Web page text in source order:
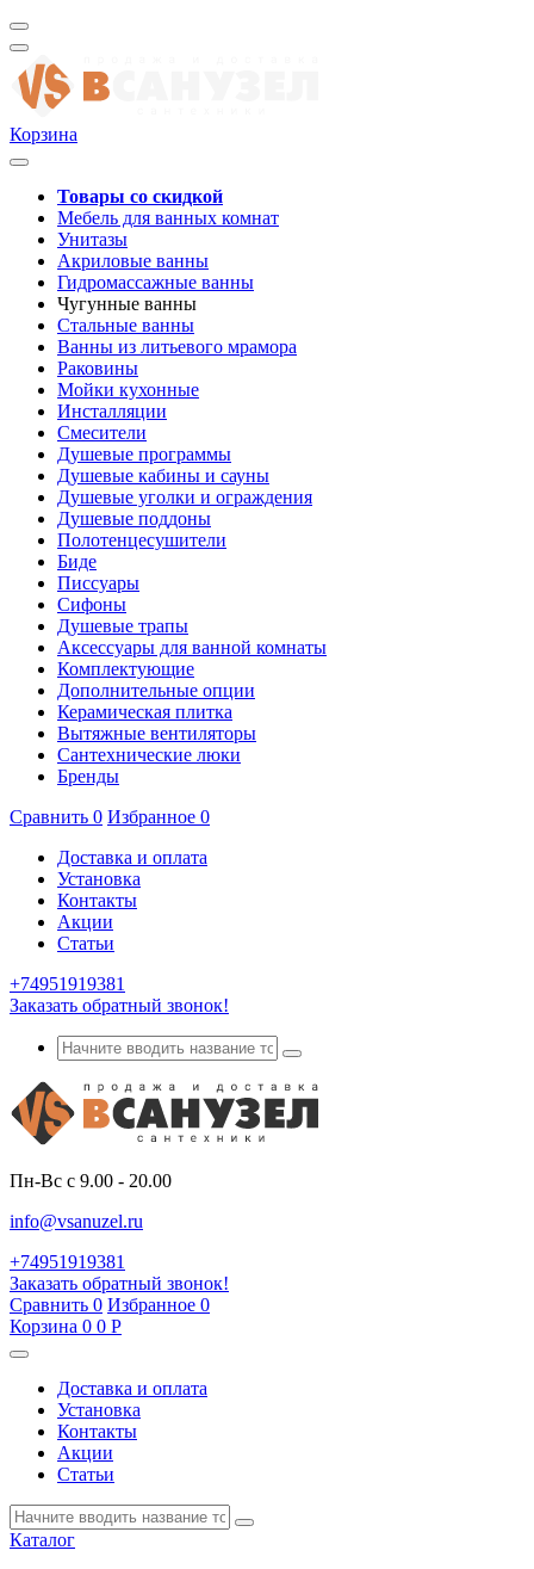
Корзина
Товары со скидкой
Мебель для ванных комнат
Унитазы
Акриловые ванны
Гидромассажные ванны
Чугунные ванны
Стальные ванны
Ванны из литьевого мрамора
Раковины
Мойки кухонные
Инсталляции
Смесители
Душевые программы
Душевые кабины и сауны
Душевые уголки и ограждения
Душевые поддоны
Полотенцесушители
Биде
Писсуары
Сифоны
Душевые трапы
Аксессуары для ванной комнаты
Комплектующие
Дополнительные опции
Керамическая плитка
Вытяжные вентиляторы
Сантехнические люки
Бренды
Сравнить 0 Избранное 0
Доставка и оплата
Установка
Контакты
Акции
Статьи
+74951919381
Заказать обратный звонок!
Пн-Вс с 9.00 - 20.00
info@vsanuzel.ru
+74951919381
Заказать обратный звонок!
Сравнить 0 Избранное 0
Корзина 0 0 Р
Доставка и оплата
Установка
Контакты
Акции
Статьи
Каталог